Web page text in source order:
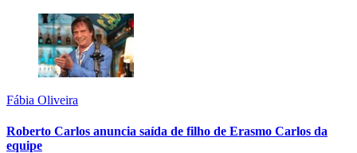
Fábia Oliveira
Roberto Carlos anuncia saída de filho de Erasmo Carlos da
equipe